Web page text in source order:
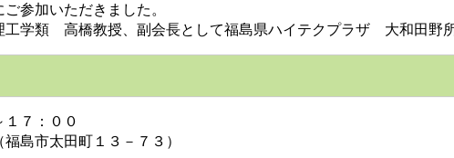
参加いただきました。
学類 高橋教授、副会長として福島県ハイテクプラザ 大和田野
７：００
島市太田町１３－７３）